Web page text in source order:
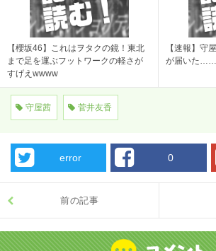
【櫻坂46】これはヲタクの鏡！東北
まで足を運ぶフットワークの軽さが
すげえwwww
【速報】守
が届いた
守屋茜 菅井友香
error 0
前の記事